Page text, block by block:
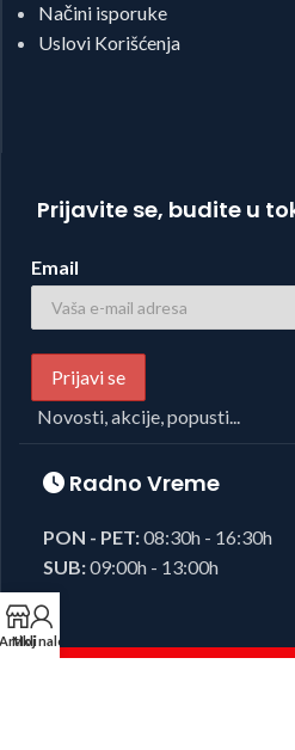
Načini isporuke
Uslovi Korišćenja
Prijavite se, budite u
Email
Novosti, akcije, popusti...
Radno Vreme
PON - PET:08:30h - 16:30h
SUB:09:00h - 13:00h
Artikli
Moj nalog